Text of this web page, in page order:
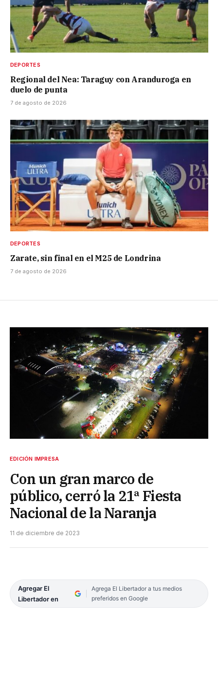
DEPORTES
Regional del Nea: Taraguy con Aranduroga en
duelo de punta
7 de agosto de 2026
DEPORTES
Zarate, sin final en el M25 de Londrina
7 de agosto de 2026
EDICIÓN IMPRESA
Con un gran marco de
público, cerró la 21ª Fiesta
Nacional de la Naranja
11 de diciembre de 2023
Agregar El
Libertador en
Agrega El Libertador a tus medios
preferidos en Google